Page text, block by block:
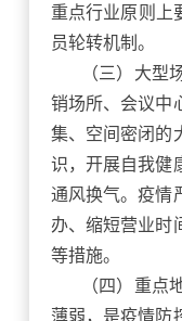
重点行业原则上
员轮转机制。
（三）大型
销场所、会议中
集、空间密闭的
识，开展自我健
通风换气。疫情
办、缩短营业时
等措施。
（四）重点
薄弱，是疫情防